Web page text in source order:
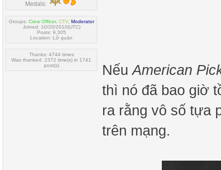
Medals:
Groups: Crew Officer, CTV, Moderator
Joined: 10/20/2010(UTC)
Posts: 9,305
Location: Lữ quán
Thanks: 4744 times
Was thanked: 2372 time(s) in 1741
post(s)
NếuAmerican
thì nó đã bao giờ
ra rằng vô số tựa
trên mạng.